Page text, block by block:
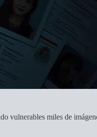
vulnerables miles de